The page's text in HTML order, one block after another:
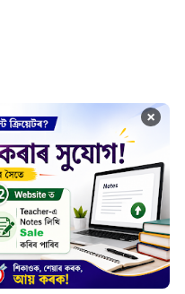
×